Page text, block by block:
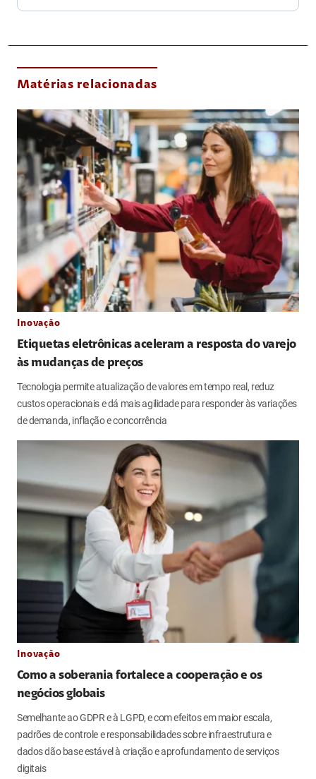
Matérias relacionadas
Inovação
Etiquetas eletrônicas aceleram a resposta do varejo
às mudanças de preços
Tecnologia permite atualização de valores em tempo real, reduz
custos operacionais e dá mais agilidade para responder às variações
de demanda, inflação e concorrência
Inovação
Como a soberania fortalece a cooperação e os
negócios globais
Semelhante ao GDPR e à LGPD, e com efeitos em maior escala,
padrões de controle e responsabilidades sobre infraestrutura e
dados dão base estável à criação e aprofundamento de serviços
digitais